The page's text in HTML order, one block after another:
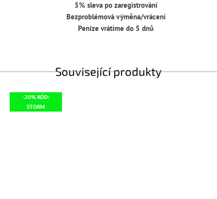
5% sleva po zaregistrování
Bezproblémová výměna/vrácení
Peníze vrátíme do 5 dnů
Související produkty
-20% KÓD:
STORM